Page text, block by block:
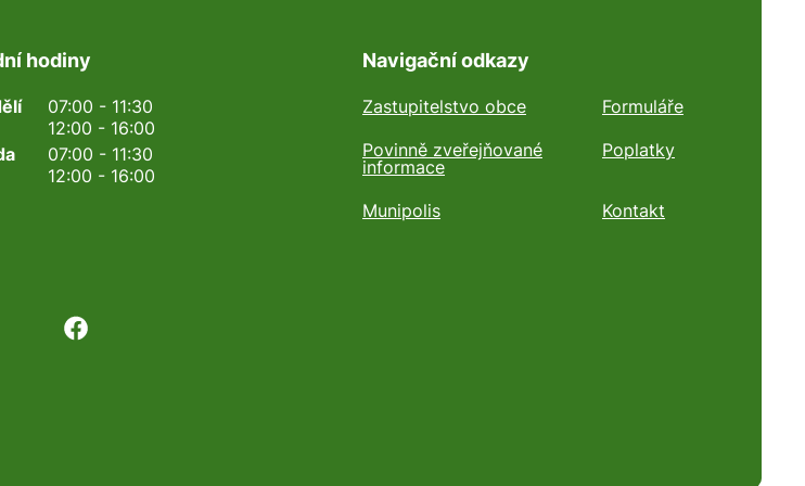
hodiny
07:00 - 11:30
12:00 - 16:00
07:00 - 11:30
12:00 - 16:00
Navigační odkazy
Zastupitelstvo obce
Formuláře
Povinně zveřejňované
informace
Poplatky
Munipolis Kontakt